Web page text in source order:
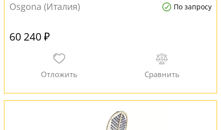
Osgona (Италия)
По запросу
60 240 ₽